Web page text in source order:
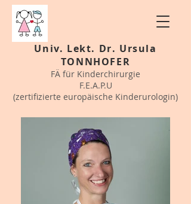
Univ. Lekt. Dr. Ursula
TONNHOFER
FÄ für Kinderchirurgie
F.E.A.P.U
(zertifizierte europäische Kinderurologin)